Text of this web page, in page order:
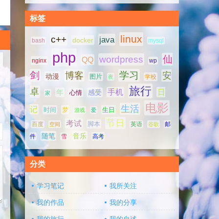
标签
bash c++ docker java linux mysql
nginx php QQ wordpress wp
仙
剑
动漫 博客 图片 夜 学习 学校
安
卓
家 年 心情 感受 手机 旅行 日
记 时间 梦 游戏 爱 生日 生活 电影
百度 空间 考试 脚本 节日 英语 谷歌 邮
件 随笔 雪 音乐 高考
分类
学习笔记 我所关注
我的作品 我的分享